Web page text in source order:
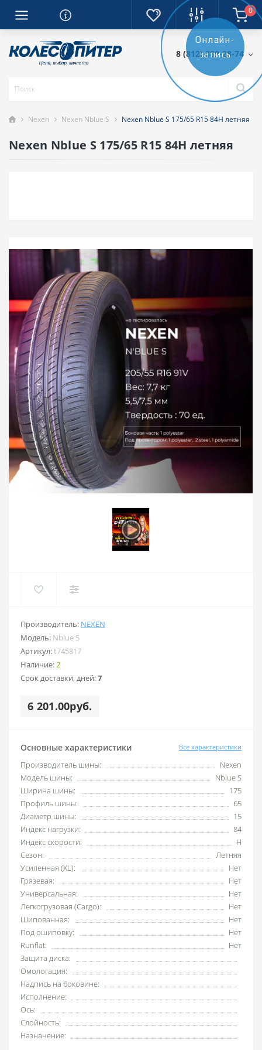
0
8 (812) 389-28-74
Nexen Nexen Nblue S Nexen Nblue S 175/65 R15 84H летняя
Nexen Nblue S 175/65 R15 84H летняя
Производитель: NEXEN
Модель: Nblue S
Артикул:t745817
Наличие:2
Срок доставки, дней:7
6 201.00руб.
Основные характеристики Все характеристики
Производитель шины:
Nexen
Модель шины:
Nblue S
Ширина шины:
175
Профиль шины:
65
Диаметр шины:
15
Индекс нагрузки:
84
Индекс скорости:
H
Сезон:
Летняя
Усиленная (XL):
Нет
Грязевая:
Нет
Универсальная:
Нет
Легкогрузовая (Cargo):
Нет
Шипованная:
Нет
Под ошиповку:
Нет
Runflat:
Нет
Защита диска:
Омологация:
Надпись на боковине:
Исполнение:
Ось:
Слойность:
Назначение:
Онлайн-
запись